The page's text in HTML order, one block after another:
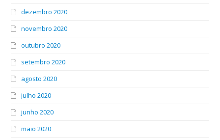
dezembro 2020
novembro 2020
outubro 2020
setembro 2020
agosto 2020
julho 2020
junho 2020
maio 2020